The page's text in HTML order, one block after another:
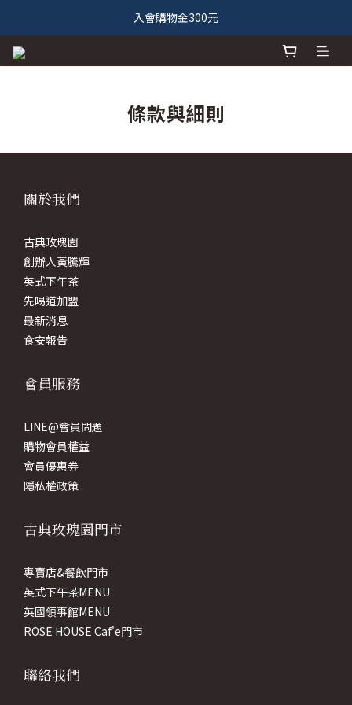
入會購物金300元
條款與細則
關於我們
古典玫瑰園
創辦人黃騰輝
英式下午茶
先喝道加盟
最新消息
食安報告
會員服務
LINE@會員問題
購物會員權益
會員優惠券
隱私權政策
古典玫瑰園門市
專賣店&餐飲門市
英式下午茶MENU
英國領事館MENU
ROSE HOUSE Caf'e門市
聯絡我們